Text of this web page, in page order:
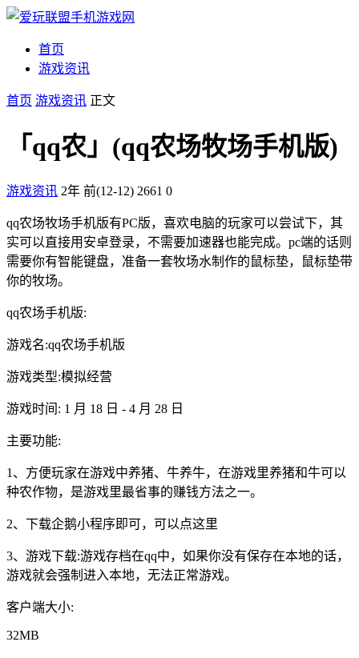
首页
游戏资讯
首页 游戏资讯 正文
「qq农」(qq农场牧场手机版)
游戏资讯 2年 前(12-12) 2661 0
qq农场牧场手机版有PC版，喜欢电脑的玩家可以尝试下，其
实可以直接用安卓登录，不需要加速器也能完成。pc端的话则
需要你有智能键盘，准备一套牧场水制作的鼠标垫，鼠标垫带
你的牧场。
qq农场手机版:
游戏名:qq农场手机版
游戏类型:模拟经营
游戏时间: 1 月 18 日 - 4 月 28 日
主要功能:
1、方便玩家在游戏中养猪、牛养牛，在游戏里养猪和牛可以
种农作物，是游戏里最省事的赚钱方法之一。
2、下载企鹅小程序即可，可以点这里
3、游戏下载:游戏存档在qq中，如果你没有保存在本地的话，
游戏就会强制进入本地，无法正常游戏。
客户端大小:
32MB